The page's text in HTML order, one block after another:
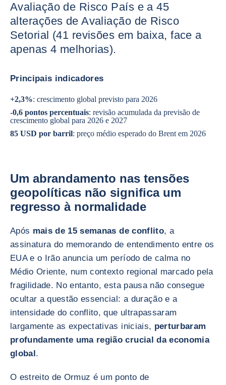
Avaliação de Risco País e a 45
alterações de Avaliação de Risco
Setorial (41 revisões em baixa, face a
apenas 4 melhorias).
Principais indicadores
+2,3%: crescimento global previsto para 2026
-0,6 pontos percentuais: revisão acumulada da previsão de
crescimento global para 2026 e 2027
85 USD por barril: preço médio esperado do Brent em 2026
Um abrandamento nas tensões
geopolíticas não significa um
regresso à normalidade
Após mais de 15 semanas de conflito, a
assinatura do memorando de entendimento entre os
EUA e o Irão anuncia um período de calma no
Médio Oriente, num contexto regional marcado pela
fragilidade. No entanto, esta pausa não consegue
ocultar a questão essencial: a duração e a
intensidade do conflito, que ultrapassaram
largamente as expectativas iniciais, perturbaram
profundamente uma região crucial da economia
global.
O estreito de Ormuz é um ponto de